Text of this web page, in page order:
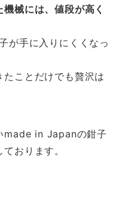
械には、値段が高く
が手に入りにくくなっ
ことだけでも贅沢は
made in Japanの鉗子
おります。